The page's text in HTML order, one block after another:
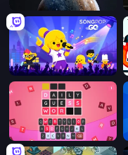
Solar System Scope
SongPop GO
Wordling